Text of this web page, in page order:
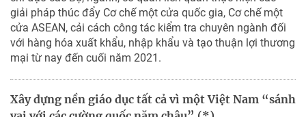
giải pháp thúc đẩy Cơ chế một cửa quốc gia, Cơ chế một
cửa ASEAN, cải cách công tác kiểm tra chuyên ngành đối
với hàng hóa xuất khẩu, nhập khẩu và tạo thuận lợi thương
mại từ nay đến cuối năm 2021.
Xây dựng nền giáo dục tất cả vì một Việt Nam “sánh